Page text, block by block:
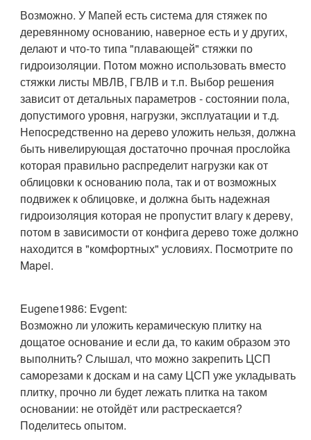
Возможно. У Мапей есть система для стяжек по
деревянному основанию, наверное есть и у других,
делают и что-то типа "плавающей" стяжки по
гидроизоляции. Потом можно использовать вместо
стяжки листы МВЛВ, ГВЛВ и т.п. Выбор решения
зависит от детальных параметров - состоянии пола,
допустимого уровня, нагрузки, эксплуатации и т.д.
Непосредственно на дерево уложить нельзя, должна
быть нивелирующая достаточно прочная прослойка
которая правильно распределит нагрузки как от
облицовки к основанию пола, так и от возможных
подвижек к облицовке, и должна быть надежная
гидроизоляция которая не пропустит влагу к дереву,
потом в зависимости от конфига дерево тоже должно
находится в "комфортных" условиях. Посмотрите по
Mapei.
Eugene1986: Evgent:
Возможно ли уложить керамическую плитку на
дощатое основание и если да, то каким образом это
выполнить? Слышал, что можно закрепить ЦСП
саморезами к доскам и на саму ЦСП уже укладывать
плитку, прочно ли будет лежать плитка на таком
основании: не отойдёт или растрескается?
Поделитесь опытом.